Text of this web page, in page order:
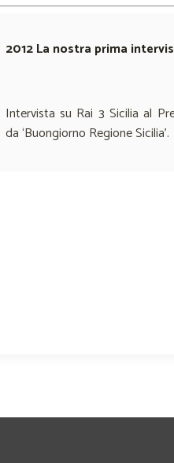
2012 La nostra prima
Intervista su Rai 3 Sicilia al
da ‘Buongiorno Regione Sicilia’.